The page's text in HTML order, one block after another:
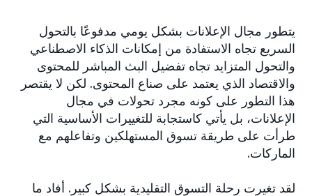
يتطور مجال الإعلانات بشكل يومي مدفوعًا بالتحول
السريع تجاه الاستفادة من إمكانات الذكاء الاصطناعي
والتحول المتزايد تجاه تفضيل البث المباشر للمحتوى
والاقتصاد الذي يعتمد على صناع المحتوى. لكن لا يقتصر
هذا التطور على كونه مجرد تحولات في مجال
الإعلانات، بل يأتي كاستجابة للتغييرات الأساسية التي
طرأت على طريقة تسوق المستهلكين وتفاعلهم مع
الماركات.
لقد تغيرت رحلة التسوق التقليدية بشكل كبير. أفاد ما